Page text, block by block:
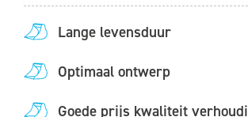
Lange levensduur
Optimaal ontwerp
Goede prijs kwaliteit